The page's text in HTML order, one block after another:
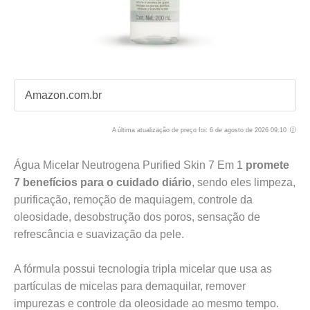
Amazon.com.br
A última atualização de preço foi: 6 de agosto de 2026 09:10
Água Micelar Neutrogena Purified Skin 7 Em 1 promete
7 benefícios para o cuidado diário, sendo eles limpeza,
purificação, remoção de maquiagem, controle da
oleosidade, desobstrução dos poros, sensação de
refrescância e suavização da pele.
A fórmula possui tecnologia tripla micelar que usa as
partículas de micelas para demaquilar, remover
impurezas e controle da oleosidade ao mesmo tempo.